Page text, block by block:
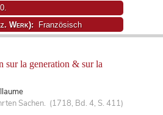
sur la generation & sur la
Sachen. (1718, Bd. 4, S. 411)
Werk): Französisch